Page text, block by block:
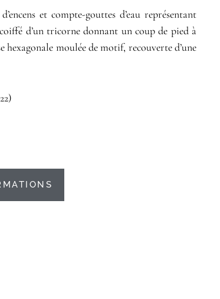
et compte-gouttes d’eau représentant
d’un tricorne donnant un coup de pied à
hexagonale moulée de motif, recouverte d’une